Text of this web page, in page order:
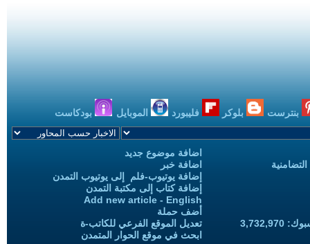
بنترست بلوكر فليبورد الموبايل بودكاست
اضافة موضوع جديد
اضافة خبر
إضافة يوتيوب-فلم إلى يوتيوب التمدن
إضافة كتاب إلى مكتبة التمدن
Add new article - English
أضف حملة
تعديل الموقع الفرعي للكاتب-ة
ابحث في موقع الحوار المتمدن